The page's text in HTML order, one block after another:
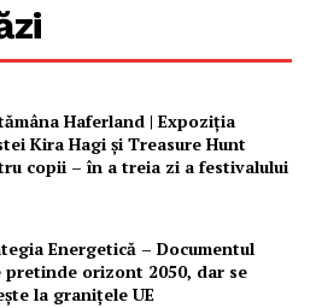
Haferland | Expoziţia
Kira Hagi şi Treasure Hunt
copii – în a treia zi a festivalului
Energetică – Documentul
pretinde orizont 2050, dar se
la granițele UE